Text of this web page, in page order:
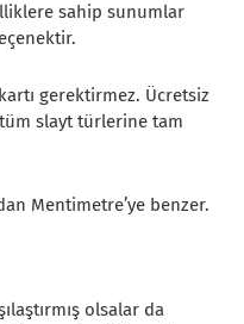
sahip sunumlar
gerektirmez. Ücretsiz
tüm slayt türlerine tam
Mentimetre’ye benzer.
olsalar da